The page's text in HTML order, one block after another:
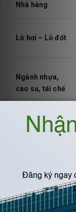
Nhà hàng
Lò hơi – Lò đốt
Ngành nhựa,
cao su, tái chế
Đặc biệt, khi
kết
6. Lưu ý
hành bộ